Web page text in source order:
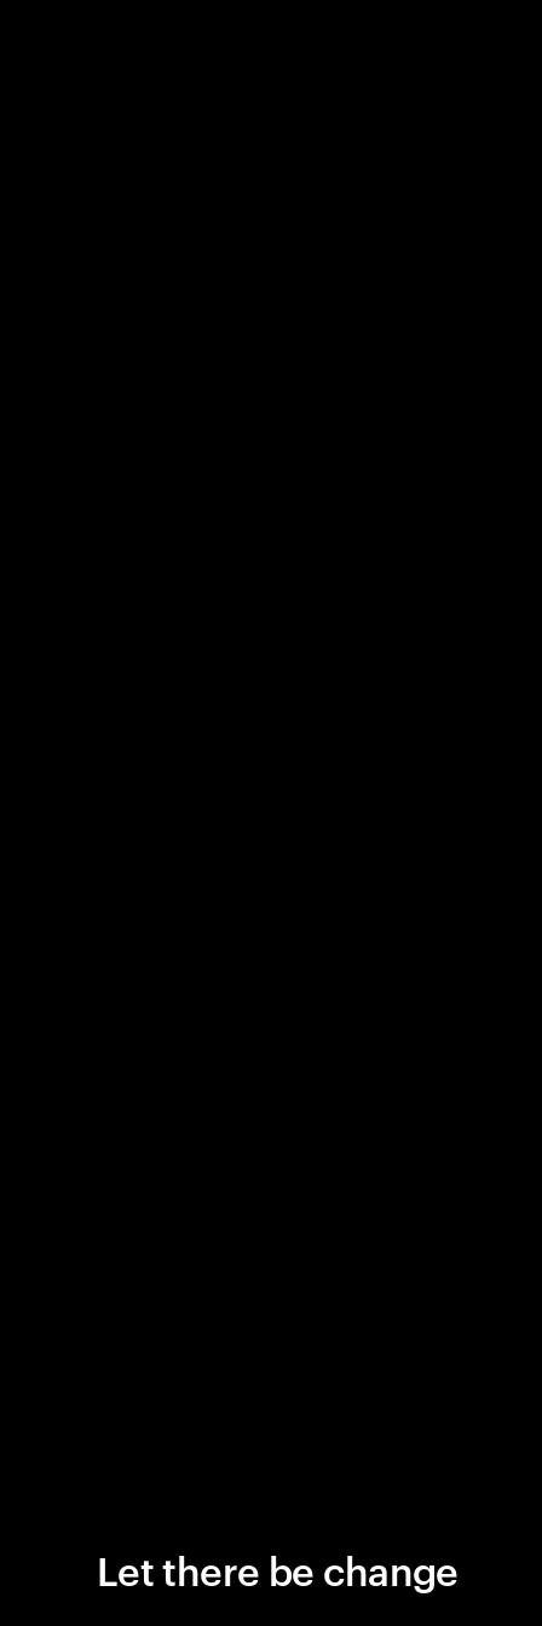
Let there be change